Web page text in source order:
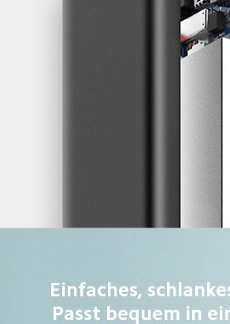
Einfaches,
Passt bequem in